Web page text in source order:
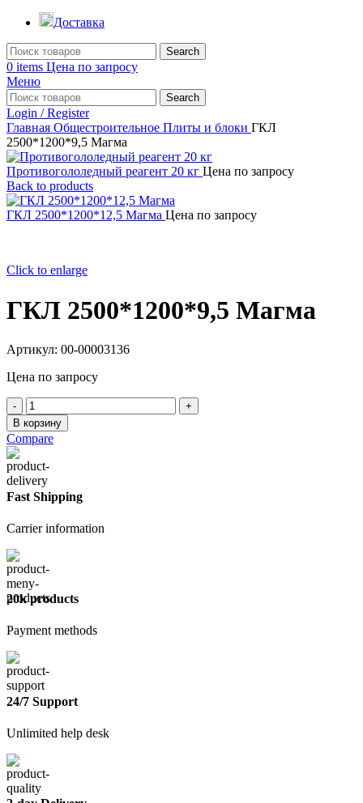
Доставка
Search
0 items Цена по запросу
Меню
Search
Login / Register
Главная Общестроительное Плиты и блоки ГКЛ
2500*1200*9,5 Магма
Противогололедный реагент 20 кг Цена по запросу
Back to products
ГКЛ 2500*1200*12,5 Магма Цена по запросу
Click to enlarge
ГКЛ 2500*1200*9,5 Магма
Артикул: 00-00003136
Цена по запросу
Количество
товара
ГКЛ
2500*1200*9,5
Магма
В корзину
Compare
Fast Shipping
Carrier information
20k products
Payment methods
24/7 Support
Unlimited help desk